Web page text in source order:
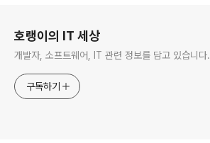
호랭이의 IT 세상
개발자, 소프트웨어, IT 관련 정보를 담고 있습니다.
구독하기